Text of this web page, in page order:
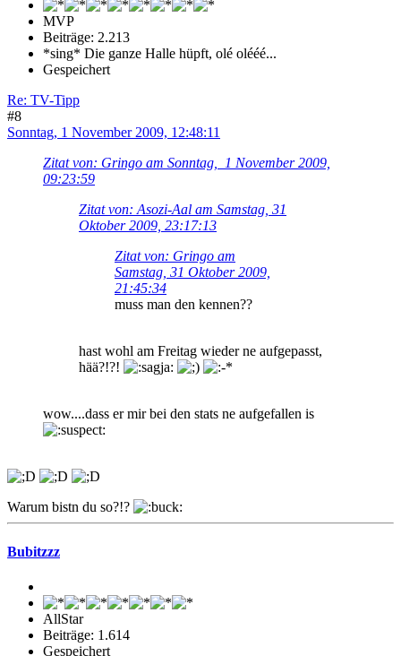
MVP
Beiträge: 2.213
*sing* Die ganze Halle hüpft, olé olééé...
Gespeichert
Re: TV-Tipp
#8
Sonntag, 1 November 2009, 12:48:11
Zitat von: Gringo am Sonntag, 1 November 2009,
09:23:59
Zitat von: Asozi-Aal am Samstag, 31
Oktober 2009, 23:17:13
Zitat von: Gringo am
Samstag, 31 Oktober 2009,
21:45:34
muss man den kennen??
hast wohl am Freitag wieder ne aufgepasst,
hää?!?!
wow....dass er mir bei den stats ne aufgefallen is
Warum bistn du so?!?
Bubitzzz
AllStar
Beiträge: 1.614
Gespeichert